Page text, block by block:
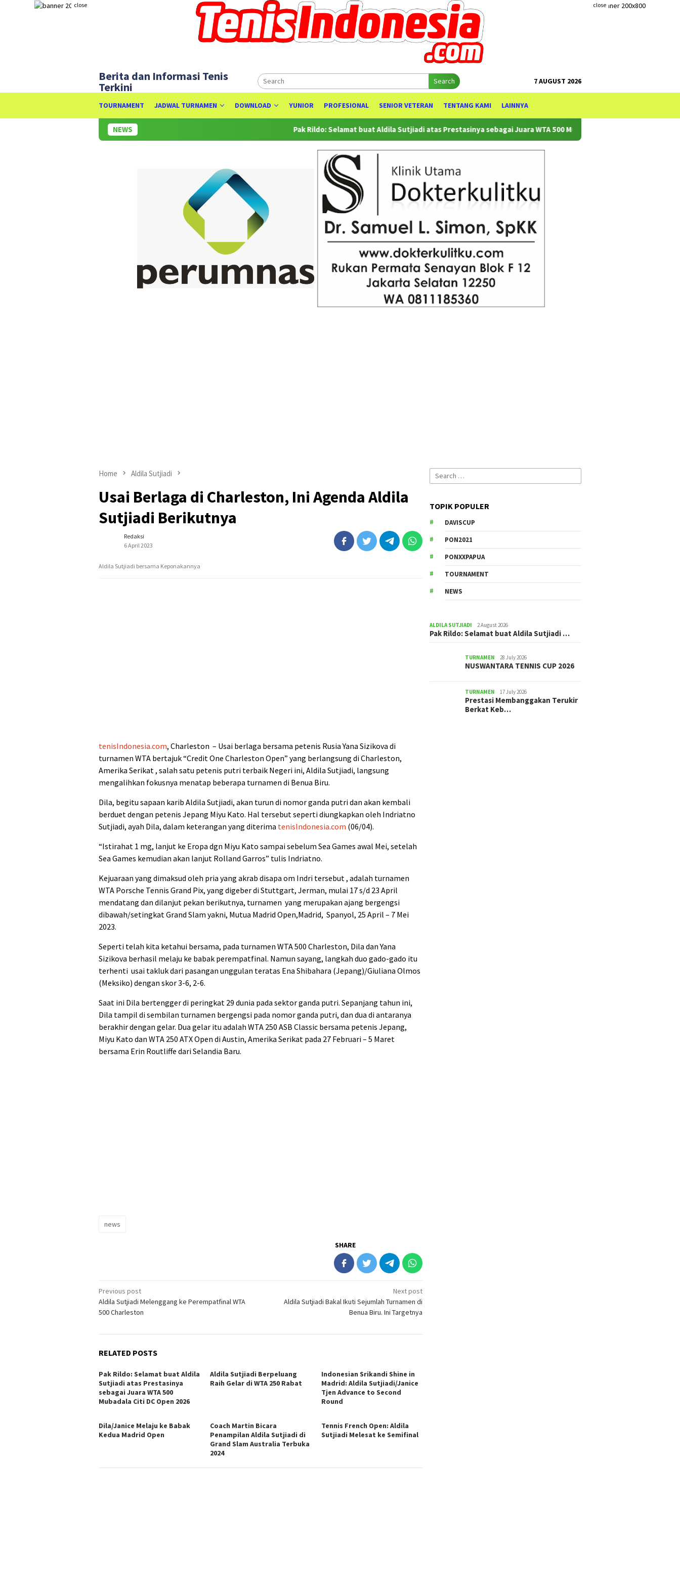
close close
Berita dan Informasi Tenis
Terkini Search 7 AUGUST 2026
TOURNAMENT JADWAL TURNAMEN DOWNLOAD YUNIOR PROFESIONAL SENIOR VETERAN TENTANG KAMI LAINNYA
NEWS Pak Rildo: Selamat buat Aldila Sutjiadi atas Prestasinya sebagai Juara WTA 500 Mubadala Citi DC Open 2026
Home Aldila Sutjiadi
Usai Berlaga di Charleston, Ini Agenda Aldila
Sutjiadi Berikutnya
Redaksi
6 April 2023
Aldila Sutjiadi bersama Keponakannya
tenisIndonesia.com, Charleston – Usai berlaga bersama petenis Rusia Yana Sizikova di
turnamen WTA bertajuk “Credit One Charleston Open” yang berlangsung di Charleston,
Amerika Serikat , salah satu petenis putri terbaik Negeri ini, Aldila Sutjiadi, langsung
mengalihkan fokusnya menatap beberapa turnamen di Benua Biru.
Dila, begitu sapaan karib Aldila Sutjiadi, akan turun di nomor ganda putri dan akan kembali
berduet dengan petenis Jepang Miyu Kato. Hal tersebut seperti diungkapkan oleh Indriatno
Sutjiadi, ayah Dila, dalam keterangan yang diterima tenisIndonesia.com (06/04).
“Istirahat 1 mg, lanjut ke Eropa dgn Miyu Kato sampai sebelum Sea Games awal Mei, setelah
Sea Games kemudian akan lanjut Rolland Garros” tulis Indriatno.
Kejuaraan yang dimaksud oleh pria yang akrab disapa om Indri tersebut , adalah turnamen
WTA Porsche Tennis Grand Pix, yang digeber di Stuttgart, Jerman, mulai 17 s/d 23 April
mendatang dan dilanjut pekan berikutnya, turnamen yang merupakan ajang bergengsi
dibawah/setingkat Grand Slam yakni, Mutua Madrid Open,Madrid, Spanyol, 25 April – 7 Mei
2023.
Seperti telah kita ketahui bersama, pada turnamen WTA 500 Charleston, Dila dan Yana
Sizikova berhasil melaju ke babak perempatfinal. Namun sayang, langkah duo gado-gado itu
terhenti usai takluk dari pasangan unggulan teratas Ena Shibahara (Jepang)/Giuliana Olmos
(Meksiko) dengan skor 3-6, 2-6.
Saat ini Dila bertengger di peringkat 29 dunia pada sektor ganda putri. Sepanjang tahun ini,
Dila tampil di sembilan turnamen bergengsi pada nomor ganda putri, dan dua di antaranya
berakhir dengan gelar. Dua gelar itu adalah WTA 250 ASB Classic bersama petenis Jepang,
Miyu Kato dan WTA 250 ATX Open di Austin, Amerika Serikat pada 27 Februari – 5 Maret
bersama Erin Routliffe dari Selandia Baru.
news
SHARE
Post
navigation
Previous post
Aldila Sutjiadi Melenggang ke Perempatfinal WTA
500 Charleston
Next post
Aldila Sutjiadi Bakal Ikuti Sejumlah Turnamen di
Benua Biru. Ini Targetnya
RELATED POSTS
Pak Rildo: Selamat buat Aldila
Sutjiadi atas Prestasinya
sebagai Juara WTA 500
Mubadala Citi DC Open 2026
Aldila Sutjiadi Berpeluang
Raih Gelar di WTA 250 Rabat
Indonesian Srikandi Shine in
Madrid: Aldila Sutjiadi/Janice
Tjen Advance to Second
Round
Dila/Janice Melaju ke Babak
Kedua Madrid Open
Coach Martin Bicara
Penampilan Aldila Sutjiadi di
Grand Slam Australia Terbuka
2024
Tennis French Open: Aldila
Sutjiadi Melesat ke Semifinal
Search
for:
TOPIK POPULER
DAVISCUP
PON2021
PONXXPAPUA
TOURNAMENT
NEWS
ALDILA SUTJIADI 2 August 2026
Pak Rildo: Selamat buat Aldila Sutjiadi …
TURNAMEN 28 July 2026
NUSWANTARA TENNIS CUP 2026
TURNAMEN 17 July 2026
Prestasi Membanggakan Terukir
Berkat Keb…